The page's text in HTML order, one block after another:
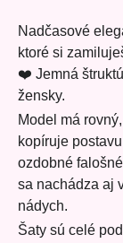
Nadčasové
ktoré si
❤️ Jemná
žensky.
Model má
kopíruje
ozdobné
sa nachádza aj
nádych.
Šaty sú celé